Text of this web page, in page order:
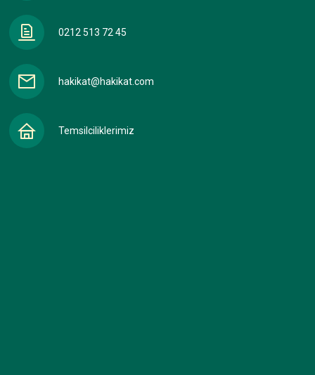
0212 513 72 45
hakikat@hakikat.com
Temsilciliklerimiz